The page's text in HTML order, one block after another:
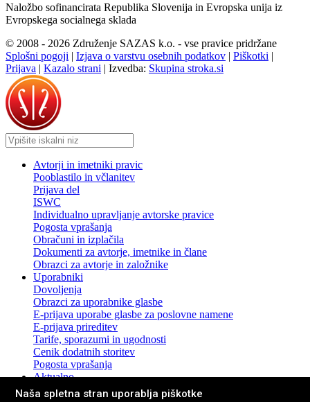
Naložbo sofinancirata Republika Slovenija in Evropska unija iz
Evropskega socialnega sklada
© 2008 - 2026 Združenje SAZAS k.o. - vse pravice pridržane
Splošni pogoji | Izjava o varstvu osebnih podatkov | Piškotki |
Prijava | Kazalo strani | Izvedba: Skupina stroka.si
Avtorji in imetniki pravic
Pooblastilo in včlanitev
Prijava del
ISWC
Individualno upravljanje avtorske pravice
Pogosta vprašanja
Obračuni in izplačila
Dokumenti za avtorje, imetnike in člane
Obrazci za avtorje in založnike
Uporabniki
Dovoljenja
Obrazci za uporabnike glasbe
E-prijava uporabe glasbe za poslovne namene
E-prijava prireditev
Tarife, sporazumi in ugodnosti
Cenik dodatnih storitev
Pogosta vprašanja
Aktualno
Novice in sporočila za javnost
Naša spletna stran uporablja piškotke